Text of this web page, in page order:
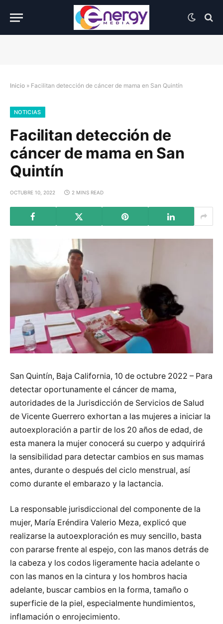
Inicio » Facilitan detección de cáncer de mama en San Quintín
NOTICIAS
Facilitan detección de
cáncer de mama en San
Quintín
OCTUBRE 10, 2022 2 MINS READ
San Quintín, Baja California, 10 de octubre 2022 – Para
detectar oportunamente el cáncer de mama,
autoridades de la Jurisdicción de Servicios de Salud
de Vicente Guerrero exhortan a las mujeres a iniciar la
autoexploración a partir de los 20 años de edad, de
esta manera la mujer conocerá su cuerpo y adquirirá
la sensibilidad para detectar cambios en sus mamas
antes, durante o después del ciclo menstrual, así
como durante el embarazo y la lactancia.
La responsable jurisdiccional del componente de la
mujer, María Eréndira Valerio Meza, explicó que
realizarse la autoexploración es muy sencillo, basta
con pararse frente al espejo, con las manos detrás de
la cabeza y los codos ligeramente hacia adelante o
con las manos en la cintura y los hombros hacia
adelante, buscar cambios en la forma, tamaño o
superficie de la piel, especialmente hundimientos,
inflamación o enrojecimiento.